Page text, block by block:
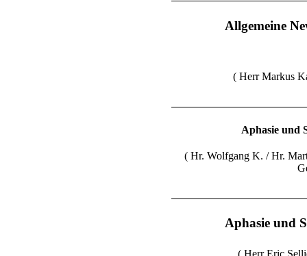
Allgemeine
( Herr Markus
Aphasie und
( Hr. Wolfgang K. / Hr.
Aphasie und